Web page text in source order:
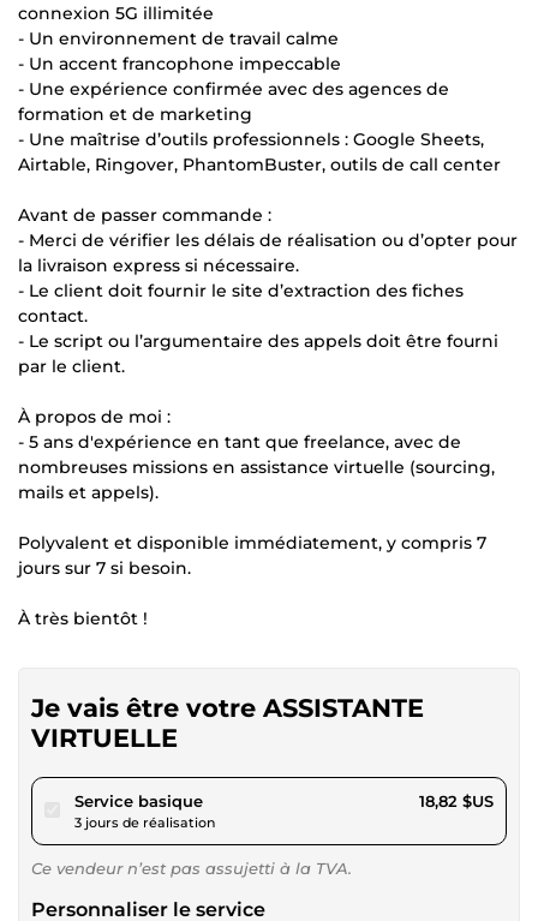
connexion 5G illimitée
- Un environnement de travail calme
- Un accent francophone impeccable
- Une expérience confirmée avec des agences de
formation et de marketing
- Une maîtrise d’outils professionnels : Google Sheets,
Airtable, Ringover, PhantomBuster, outils de call center
Avant de passer commande :
- Merci de vérifier les délais de réalisation ou d’opter pour
la livraison express si nécessaire.
- Le client doit fournir le site d’extraction des fiches
contact.
- Le script ou l’argumentaire des appels doit être fourni
par le client.
À propos de moi :
- 5 ans d'expérience en tant que freelance, avec de
nombreuses missions en assistance virtuelle (sourcing,
mails et appels).
Polyvalent et disponible immédiatement, y compris 7
jours sur 7 si besoin.
À très bientôt !
Je vais être votre ASSISTANTE
VIRTUELLE
Service basiquepour 17,34 $US
3 jours de réalisation
18,82 $US
Ce vendeur n’est pas assujetti à la TVA.
Personnaliser le service